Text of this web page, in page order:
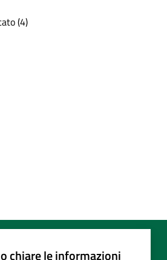
(4)
chiare le informazioni